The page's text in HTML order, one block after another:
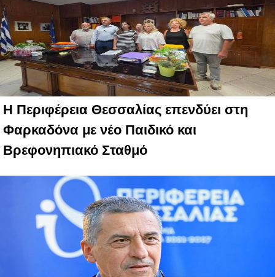
Η Περιφέρεια Θεσσαλίας επενδύει στη
Φαρκαδόνα με νέο Παιδικό και
Βρεφονηπιακό Σταθμό